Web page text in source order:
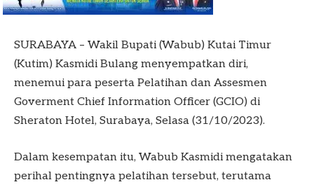
SURABAYA – Wakil Bupati (Wabub) Kutai Timur
(Kutim) Kasmidi Bulang menyempatkan diri,
menemui para peserta Pelatihan dan Assesmen
Goverment Chief Information Officer (GCIO) di
Sheraton Hotel, Surabaya, Selasa (31/10/2023).
Dalam kesempatan itu, Wabub Kasmidi mengatakan
perihal pentingnya pelatihan tersebut, terutama